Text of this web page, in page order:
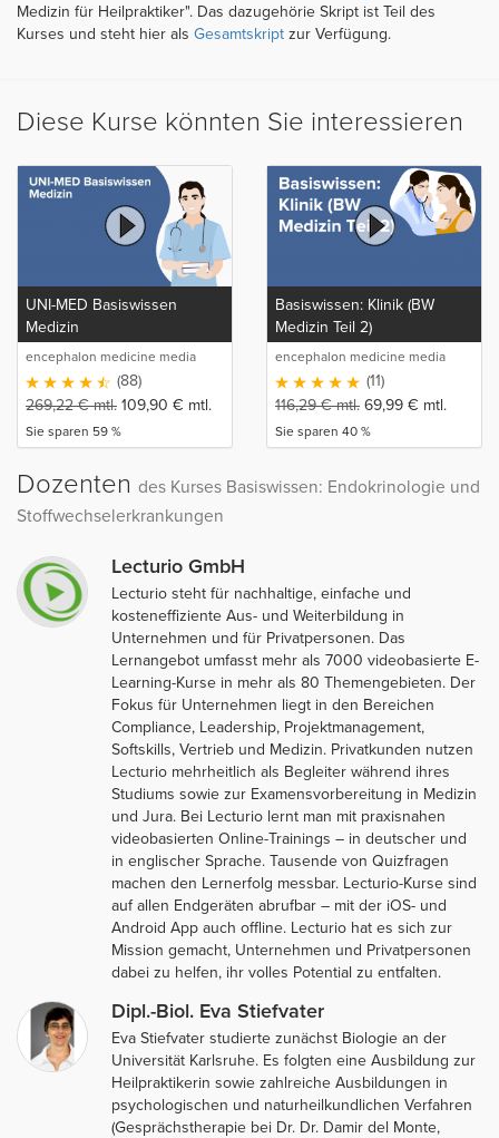
Medizin für Heilpraktiker". Das dazugehörie Skript ist Teil des
Kurses und steht hier als Gesamtskript zur Verfügung.
Diese Kurse könnten Sie interessieren
UNI-MED Basiswissen
Medizin
encephalon medicine media
production GmbH(88)
269,22€mtl. 109,90 € mtl.
Sie sparen 59 %
Basiswissen: Klinik (BW
Medizin Teil 2)
encephalon medicine media
production GmbH
(11)
116,29€mtl. 69,99 € mtl.
Sie sparen 40 %
Dozenten des Kurses Basiswissen: Endokrinologie und
Stoffwechselerkrankungen
Lecturio GmbH
Lecturio steht für nachhaltige, einfache und
kosteneffiziente Aus- und Weiterbildung in
Unternehmen und für Privatpersonen. Das
Lernangebot umfasst mehr als 7000 videobasierte E-
Learning-Kurse in mehr als 80 Themengebieten. Der
Fokus für Unternehmen liegt in den Bereichen
Compliance, Leadership, Projektmanagement,
Softskills, Vertrieb und Medizin. Privatkunden nutzen
Lecturio mehrheitlich als Begleiter während ihres
Studiums sowie zur Examensvorbereitung in Medizin
und Jura. Bei Lecturio lernt man mit praxisnahen
videobasierten Online-Trainings – in deutscher und
in englischer Sprache. Tausende von Quizfragen
machen den Lernerfolg messbar. Lecturio-Kurse sind
auf allen Endgeräten abrufbar – mit der iOS- und
Android App auch offline. Lecturio hat es sich zur
Mission gemacht, Unternehmen und Privatpersonen
dabei zu helfen, ihr volles Potential zu entfalten.
Dipl.-Biol. Eva Stiefvater
Eva Stiefvater studierte zunächst Biologie an der
Universität Karlsruhe. Es folgten eine Ausbildung zur
Heilpraktikerin sowie zahlreiche Ausbildungen in
psychologischen und naturheilkundlichen Verfahren
(Gesprächstherapie bei Dr. Dr. Damir del Monte,